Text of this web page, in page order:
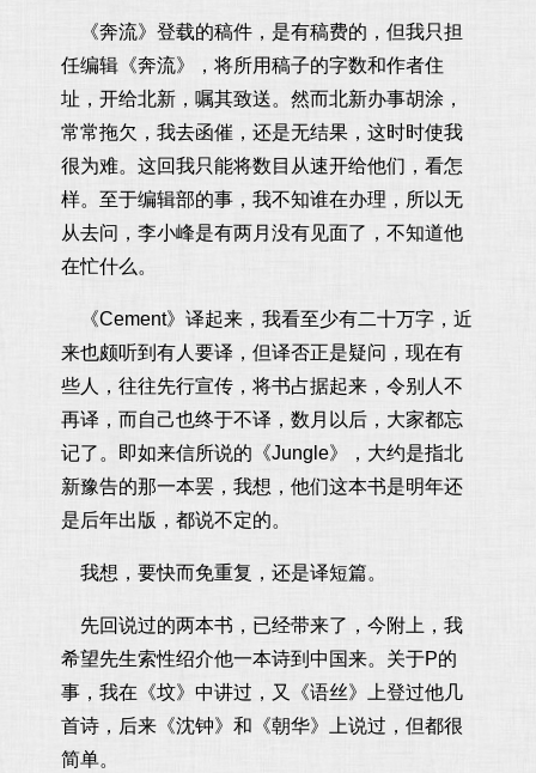
《奔流》登载的稿件，是有稿费的，但我只担
任编辑《奔流》，将所用稿子的字数和作者住
址，开给北新，嘱其致送。然而北新办事胡涂，
常常拖欠，我去函催，还是无结果，这时时使我
很为难。这回我只能将数目从速开给他们，看怎
样。至于编辑部的事，我不知谁在办理，所以无
从去问，李小峰是有两月没有见面了，不知道他
在忙什么。
《Cement》译起来，我看至少有二十万字，近
来也颇听到有人要译，但译否正是疑问，现在有
些人，往往先行宣传，将书占据起来，令别人不
再译，而自己也终于不译，数月以后，大家都忘
记了。即如来信所说的《Jungle》，大约是指北
新豫告的那一本罢，我想，他们这本书是明年还
是后年出版，都说不定的。
我想，要快而免重复，还是译短篇。
先回说过的两本书，已经带来了，今附上，我
希望先生索性绍介他一本诗到中国来。关于P的
事，我在《坟》中讲过，又《语丝》上登过他几
首诗，后来《沈钟》和《朝华》上说过，但都很
简单。